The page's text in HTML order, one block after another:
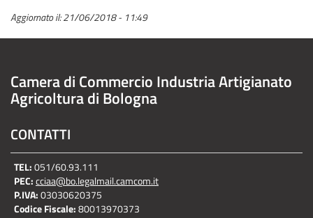
Aggiornato il:21/06/2018 - 11:49
Camera di Commercio Industria Artigianato
Agricoltura di Bologna
CONTATTI
TEL:051/60.93.111
PEC:cciaa@bo.legalmail.camcom.it
P.IVA:03030620375
Codice Fiscale:80013970373